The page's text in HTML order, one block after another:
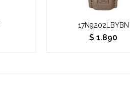
17N9202LBYBN
$ 1.890